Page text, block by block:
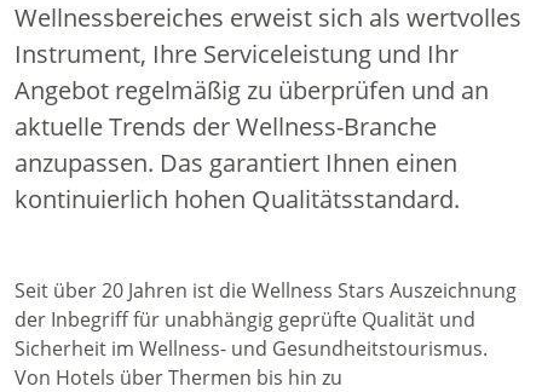
Wellnessbereiches erweist sich als wertvolles
Instrument, Ihre Serviceleistung und Ihr
Angebot regelmäßig zu überprüfen und an
aktuelle Trends der Wellness-Branche
anzupassen. Das garantiert Ihnen einen
kontinuierlich hohen Qualitätsstandard.
Seit über 20 Jahren ist die Wellness Stars Auszeichnung
der Inbegriff für unabhängig geprüfte Qualität und
Sicherheit im Wellness- und Gesundheitstourismus.
Von Hotels über Thermen bis hin zu